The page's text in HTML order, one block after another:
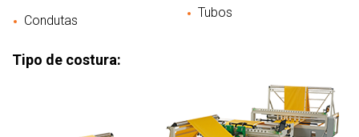
Condutas
Tubos
Tipo de costura: